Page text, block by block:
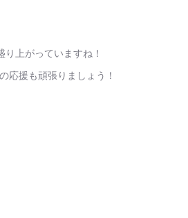
り上がっていますね！
応援も頑張りましょう！